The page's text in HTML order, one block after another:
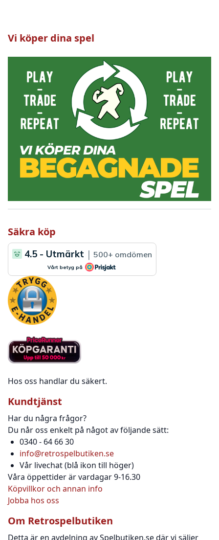
Vi köper dina spel
Säkra köp
Hos oss handlar du säkert.
Kundtjänst
Har du några frågor?
Du når oss enkelt på något av följande sätt:
0340 - 64 66 30
info@retrospelbutiken.se
Vår livechat (blå ikon till höger)
Våra öppettider är vardagar 9-16.30
Köpvillkor och annan info
Jobba hos oss
Om Retrospelbutiken
Detta är en avdelning av Spelbutiken.se där vi säljer